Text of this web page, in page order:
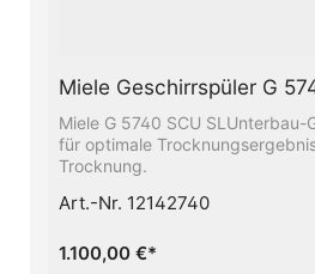
Miele Geschirrspüler G
Miele G 5740 SCU SLUnterbau-
für optimale
Trocknung.
Art.-Nr. 12142740
1.100,00 €*